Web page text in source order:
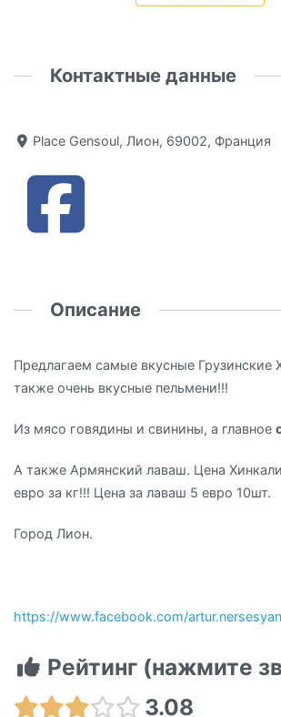
Контактные данные
Place Gensoul, Лион, 69002, Франция
Описание
Предлагаем самые вкусные Грузинские
также очень вкусные пельмени!!!
Из мясо говядины и свинины, а главное
А также Армянский лаваш. Цена
евро за кг!!! Цена за лаваш 5 евро 10шт.
Город Лион.
https://www.facebook.com/
Рейтинг (нажмите
3.08